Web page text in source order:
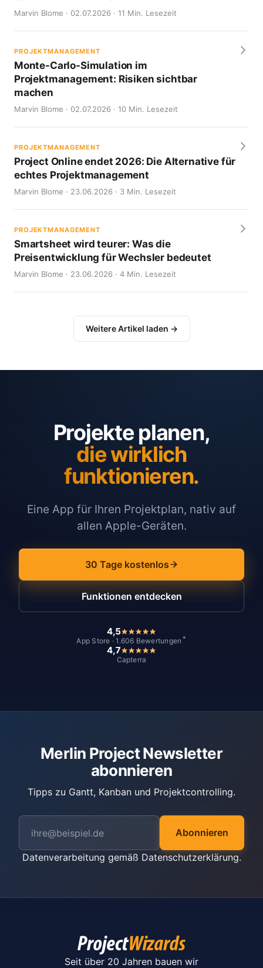
Marvin Blome · 02.07.2026 · 11 Min. Lesezeit
PROJEKTMANAGEMENT
Monte-Carlo-Simulation im
Projektmanagement: Risiken sichtbar
machen
Marvin Blome · 02.07.2026 · 10 Min. Lesezeit
PROJEKTMANAGEMENT
Project Online endet 2026: Die Alternative für
echtes Projektmanagement
Marvin Blome · 23.06.2026 · 3 Min. Lesezeit
PROJEKTMANAGEMENT
Smartsheet wird teurer: Was die
Preisentwicklung für Wechsler bedeutet
Marvin Blome · 23.06.2026 · 4 Min. Lesezeit
Weitere Artikel laden →
Projekte planen,
die wirklich
funktionieren.
Eine App für Ihren Projektplan, nativ auf
allen Apple-Geräten.
30 Tage kostenlos
Funktionen entdecken
4,5
App Store · 1.606 Bewertungen *
4,7
Capterra
Merlin Project Newsletter
abonnieren
Tipps zu Gantt, Kanban und Projektcontrolling.
Abonnieren
Datenverarbeitung gemäß Datenschutzerklärung.
Seit über 20 Jahren bauen wir